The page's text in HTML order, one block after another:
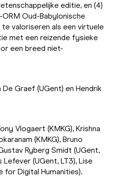
editie, en (4)
Oud-Babylonische
valoriseren als een virtuele
met een reizende fysieke
een breed niet-
De Graef (UGent) en Hendrik
Vlogaert (KMKG), Krishna
(KMKG), Bruno
Ryberg Smidt (UGent,
Lefever (UGent, LT3), Lise
for Digital Humanities).